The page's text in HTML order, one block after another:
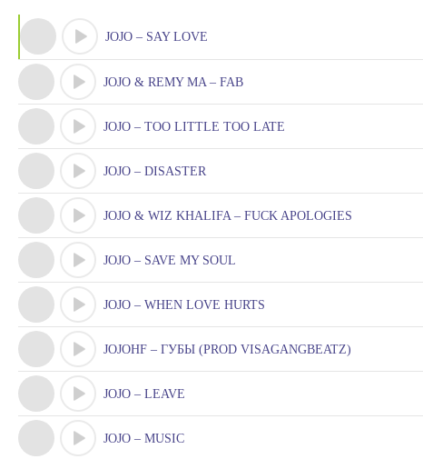
JOJO – SAY LOVE
JOJO & REMY MA – FAB
JOJO – TOO LITTLE TOO LATE
JOJO – DISASTER
JOJO & WIZ KHALIFA – FUCK APOLOGIES
JOJO – SAVE MY SOUL
JOJO – WHEN LOVE HURTS
JOJOHF – ГУБЫ (PROD VISAGANGBEATZ)
JOJO – LEAVE
JOJO – MUSIC